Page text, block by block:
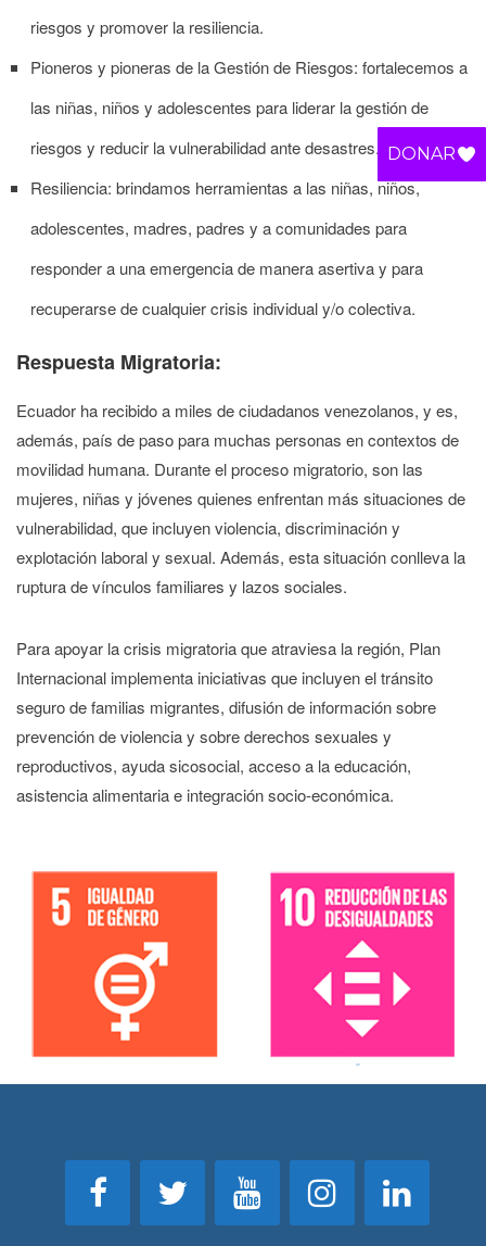
riesgos y promover la resiliencia.
Pioneros y pioneras de la Gestión de Riesgos: fortalecemos a
las niñas, niños y adolescentes para liderar la gestión de
riesgos y reducir la vulnerabilidad ante desastres.
Resiliencia: brindamos herramientas a las niñas, niños,
adolescentes, madres, padres y a comunidades para
responder a una emergencia de manera asertiva y para
recuperarse de cualquier crisis individual y/o colectiva.
Respuesta Migratoria:
Ecuador ha recibido a miles de ciudadanos venezolanos, y es,
además, país de paso para muchas personas en contextos de
movilidad humana. Durante el proceso migratorio, son las
mujeres, niñas y jóvenes quienes enfrentan más situaciones de
vulnerabilidad, que incluyen violencia, discriminación y
explotación laboral y sexual. Además, esta situación conlleva la
ruptura de vínculos familiares y lazos sociales.
Para apoyar la crisis migratoria que atraviesa la región, Plan
Internacional implementa iniciativas que incluyen el tránsito
seguro de familias migrantes, difusión de información sobre
prevención de violencia y sobre derechos sexuales y
reproductivos, ayuda sicosocial, acceso a la educación,
asistencia alimentaria e integración socio-económica.
DONAR